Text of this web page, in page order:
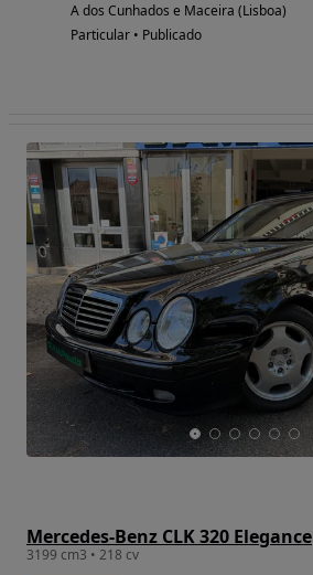
A dos Cunhados e Maceira (Lisboa)
Particular • Publicado
Mercedes-Benz CLK 320 Elegance
3199 cm3 • 218 cv